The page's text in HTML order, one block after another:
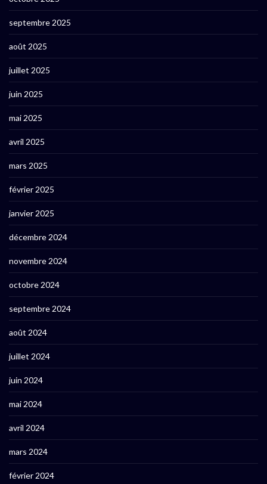
septembre 2025
août 2025
juillet 2025
juin 2025
mai 2025
avril 2025
mars 2025
février 2025
janvier 2025
décembre 2024
novembre 2024
octobre 2024
septembre 2024
août 2024
juillet 2024
juin 2024
mai 2024
avril 2024
mars 2024
février 2024